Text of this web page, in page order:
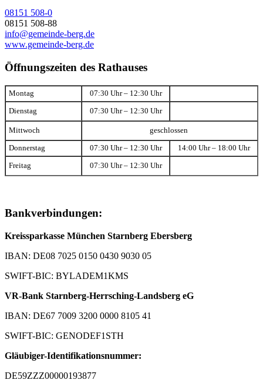
08151 508-0
08151 508-88
info@gemeinde-berg.de
www.gemeinde-berg.de
Öffnungszeiten des Rathauses
Montag 07:30 Uhr – 12:30 Uhr
Dienstag 07:30 Uhr – 12:30 Uhr
Mittwoch geschlossen
Donnerstag 07:30 Uhr – 12:30 Uhr 14:00 Uhr – 18:00 Uhr
Freitag 07:30 Uhr – 12:30 Uhr
Bankverbindungen:
Kreissparkasse München Starnberg Ebersberg
IBAN: DE08 7025 0150 0430 9030 05
SWIFT-BIC: BYLADEM1KMS
VR-Bank Starnberg-Herrsching-Landsberg eG
IBAN: DE67 7009 3200 0000 8105 41
SWIFT-BIC: GENODEF1STH
Gläubiger-Identifikationsnummer:
DE59ZZZ00000193877